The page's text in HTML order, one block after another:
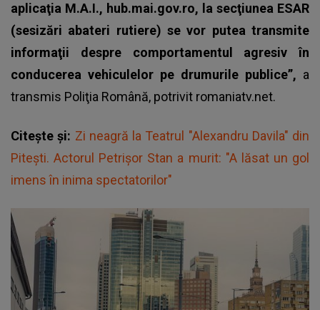
aplicaţia M.A.I., hub.mai.gov.ro, la secţiunea ESAR
(sesizări abateri rutiere) se vor putea transmite
informaţii despre comportamentul agresiv în
conducerea vehiculelor pe drumurile publice”, a
transmis Poliţia Română, potrivit romaniatv.net.
Citește și: Zi neagră la Teatrul "Alexandru Davila" din
Pitești. Actorul Petrișor Stan a murit: "A lăsat un gol
imens în inima spectatorilor"